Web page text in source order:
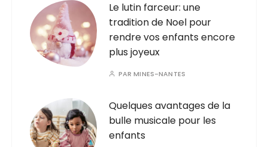
Le lutin farceur: une
tradition de Noel pour
rendre vos enfants encore
plus joyeux
PARMINES-NANTES
Quelques avantages de la
bulle musicale pour les
enfants